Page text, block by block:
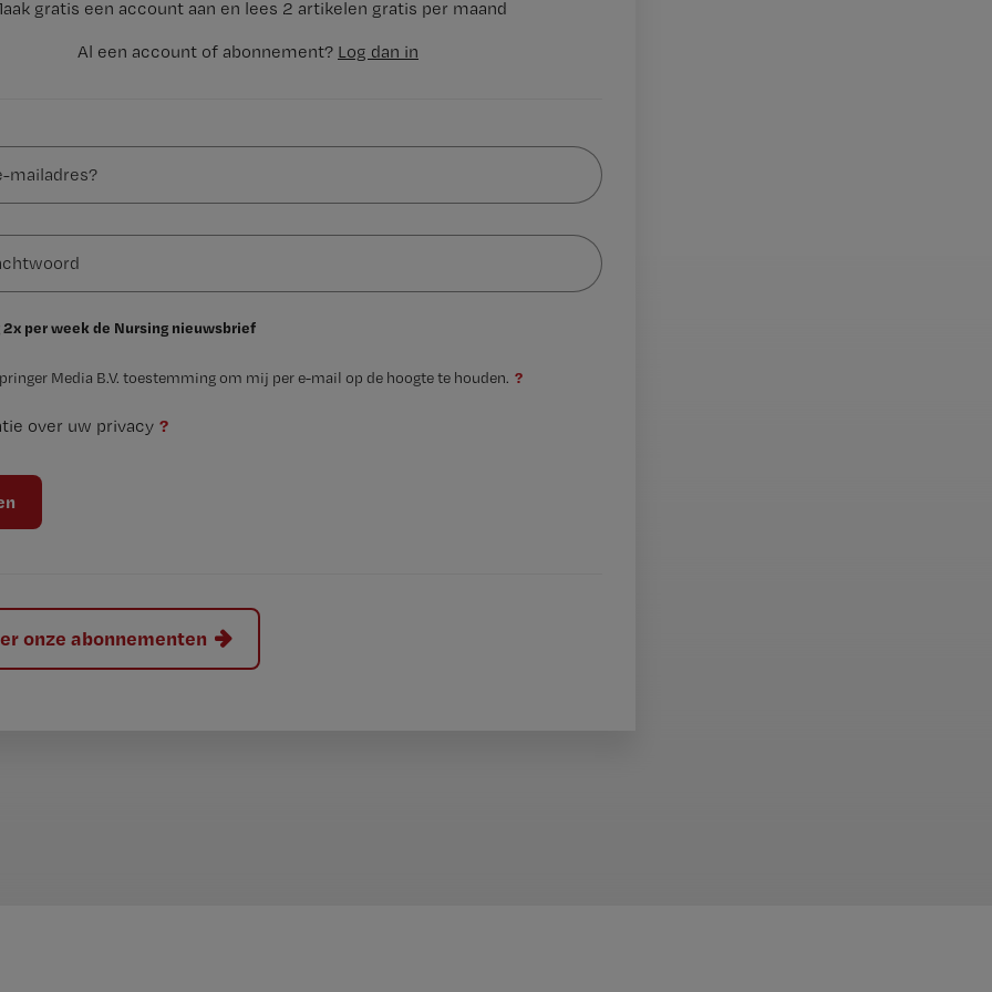
gratis een account aan en lees 2 artikelen gratis per maand
Al een account of abonnement? Log dan in
2x per week de Nursing nieuwsbrief
Media B.V. toestemming om mij per e-mail op de hoogte te houden. ?
over uw privacy ?
onze abonnementen